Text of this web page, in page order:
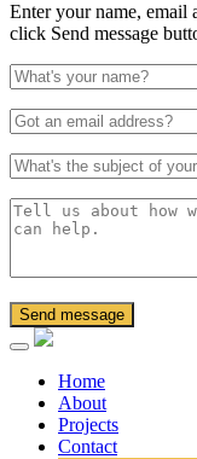
Enter your name, email
click Send message
Send message
Home
About
Projects
Contact